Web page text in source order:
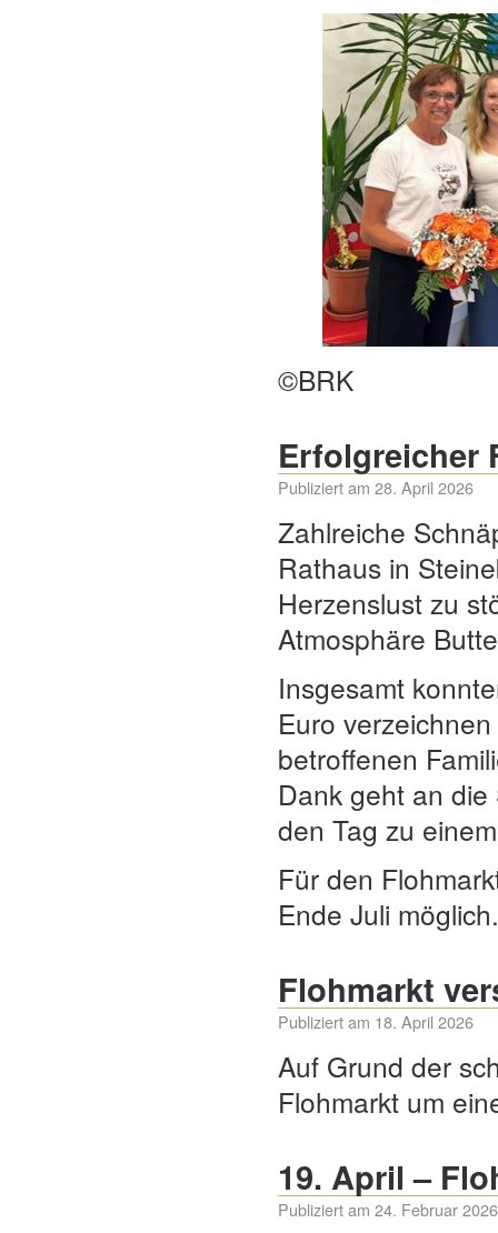
©BRK
Erfolgreicher
Publiziert am 28. April 2026
Zahlreiche
Rathaus in
Herzenslust zu
Atmosphäre
Insgesamt
Euro
betroffenen
Dank geht an
den Tag zu
Für den
Ende Juli
Flohmarkt
Publiziert am 18. April 2026
Auf Grund der
Flohmarkt um
19. April –
Publiziert am 24. Februar 2026